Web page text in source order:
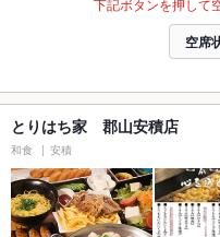
下記ボタンを押して
空席
とりはち家 郡山安積店
和食 安積